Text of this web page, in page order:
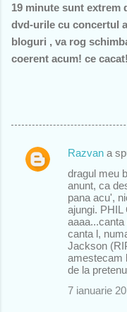
19 minute sunt
dvd-urile cu concertul
bloguri , va rog
coerent acum! ce
C
Razvan a
dragul meu
anunt, ca
pana acu',
ajungi. PHIL
canta l,
Jackson
amestecam
de la
7 ianuarie